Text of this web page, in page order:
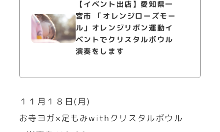
【イベント出店】愛知県一
宮市 「オレンジローズモー
ル」オレンジリボン運動イ
ベントでクリスタルボウル
演奏をします
１１月１８日(月)
お寺ヨガ×足もみwithクリスタルボウル